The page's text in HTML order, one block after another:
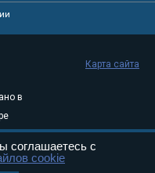
в
05
Карта сайта
соглашаетесь с
cookie